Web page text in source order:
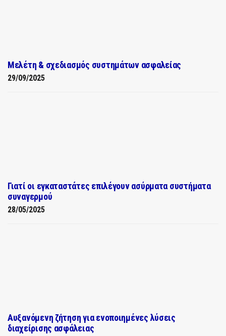
Μελέτη & σχεδιασμός συστημάτων ασφαλείας
29/09/2025
Γιατί οι εγκαταστάτες επιλέγουν ασύρματα συστήματα
συναγερμού
28/05/2025
Αυξανόμενη ζήτηση για ενοποιημένες λύσεις
διαχείρισης ασφάλειας